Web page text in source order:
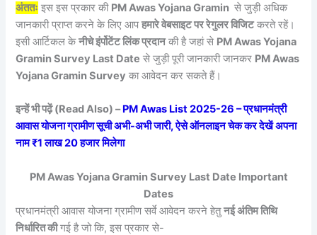
अंततः इस इस प्रकार की PM Awas Yojana Gramin से जुड़ी अधिक
जानकारी प्राप्त करने के लिए आपहमारे वेबसाइट पर रेगुलर विजिटकरते रहें।
इसी आर्टिकल केनीचे इंर्पोटेंट लिंक प्रदानकी है जहां से PM Awas Yojana
Gramin Survey Last Date से जुड़ी पूरी जानकारी जानकर PM Awas
Yojana Gramin Survey का आवेदन कर सकते हैं।
इन्हें भी पढ़ें (Read Also) –PM Awas List 2025-26 – प्रधानमंत्री
आवास योजना ग्रामीण सूची अभी-अभी जारी, ऐसे ऑनलाइन चेक कर देखें अपना
नाम ₹1 लाख 20 हजार मिलेगा
PM Awas Yojana Gramin Survey Last Date Important
Dates
प्रधानमंत्री आवास योजना ग्रामीण सर्वे आवेदन करने हेतुनई अंतिम तिथि
निर्धारित कीगई है जो कि, इस प्रकार से-